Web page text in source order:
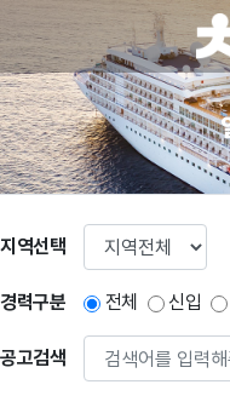
지역선택
경력구분 전체 신입
공고검색